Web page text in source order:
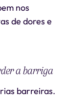
nos
de dores e
a barriga
barreiras.